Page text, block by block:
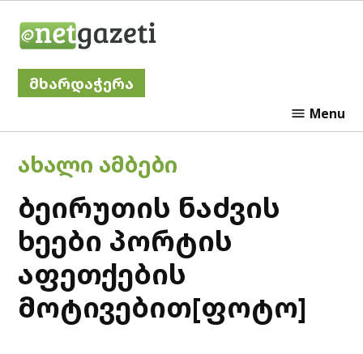
მხარდაჭერა
Menu
POSTED
IN
ᲐᲮᲐᲚᲘ ᲐᲛᲑᲔᲑᲘ
ბეირუთის ნაძვის
ხეები პორტის
აფეთქების
მოტივებით[ფოტო]